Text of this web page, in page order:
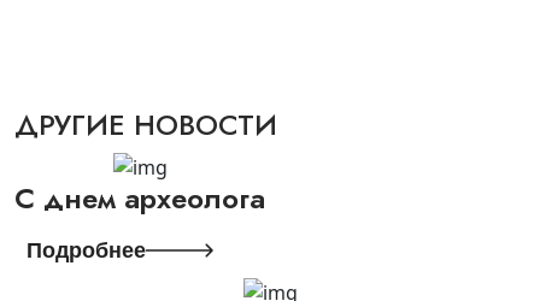
ДРУГИЕ НОВОСТИ
С днем археолога
Подробнее